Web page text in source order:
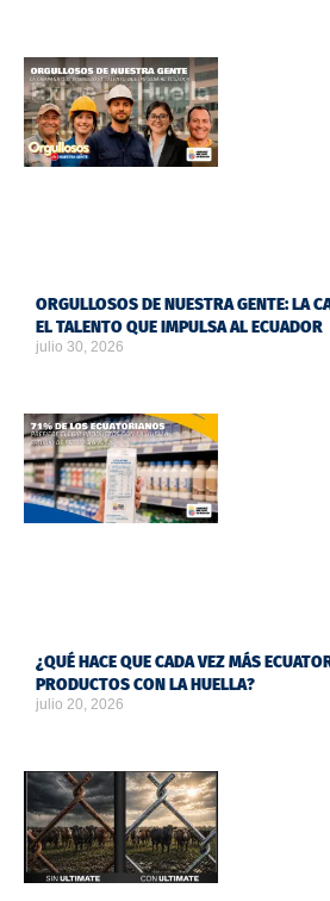
ORGULLOSOS DE NUESTRA GENTE: LA
EL TALENTO QUE IMPULSA AL ECUADOR
julio 30, 2026
¿QUÉ HACE QUE CADA VEZ MÁS
PRODUCTOS CON LA HUELLA?
julio 20, 2026